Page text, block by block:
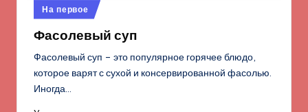
Опубликовано
в
На первое
Фасолевый суп
Фасолевый суп – это популярное горячее блюдо,
которое варят с сухой и консервированной фасолью.
Иногда…